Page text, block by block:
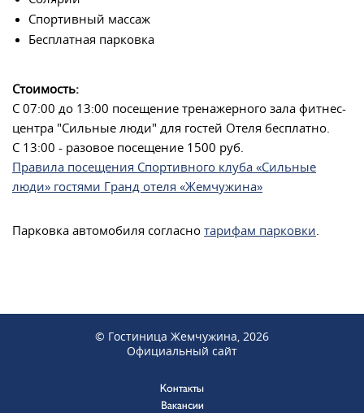
Спортивный массаж
Бесплатная парковка
Стоимость:
С 07:00 до 13:00 посещение тренажерного зала фитнес-
центра "Сильные люди" для гостей Отеля бесплатно.
С 13:00 - разовое посещение 1500 руб.
Правила посещения Спортивного клуба «Сильные
люди» гостями Гранд отеля «Жемчужина»
Парковка автомобиля согласно тарифам парковки.
© Гостиница Жемчужина, 2026
Официальный сайт
Контакты
Вакансии